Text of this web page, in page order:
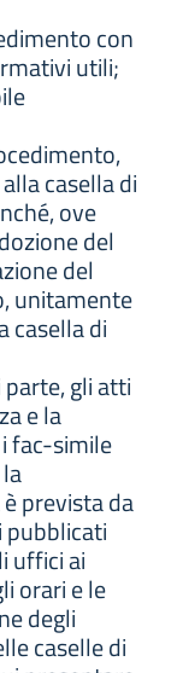
con
utili;
casella di
ove
del
del
unitamente
casella di
gli atti
e la
fac-simile
prevista da
pubblicati
uffici ai
orari e le
degli
caselle di